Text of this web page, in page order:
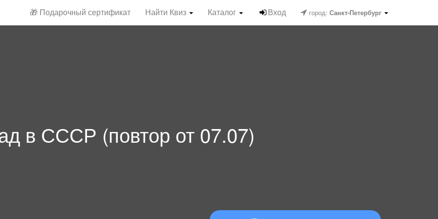
город: Санкт-Петербург
🎁 Подарочный сертификат Найти Квиз Каталог Вход
в СССР (повтор от 07.07)